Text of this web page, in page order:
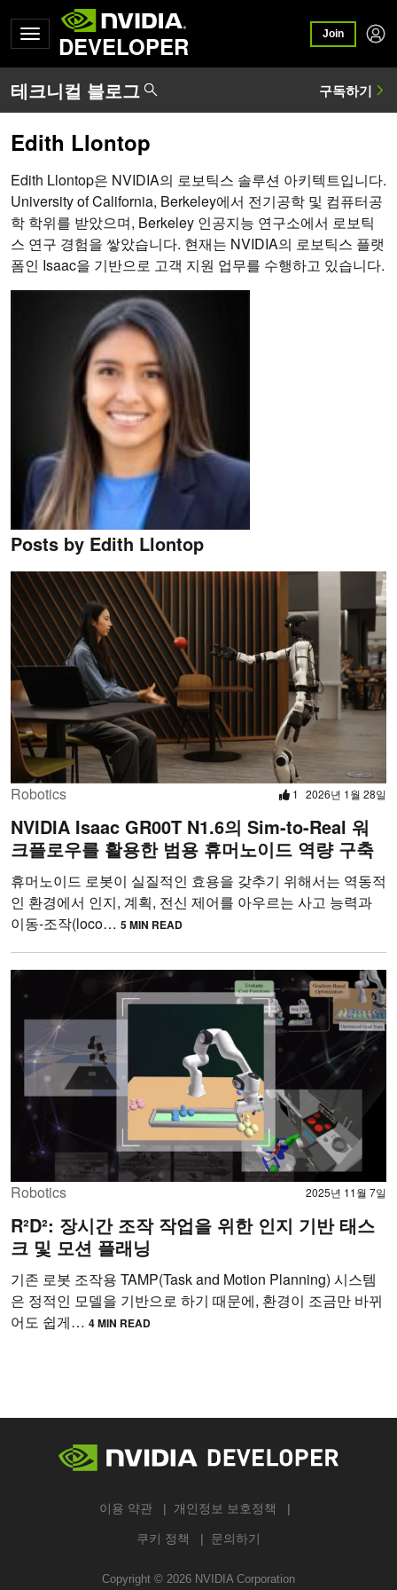
DEVELOPER Join
Edith Llontop
Edith Llontop은 NVIDIA의 로보틱스 솔루션 아키텍트입니다.
University of California, Berkeley에서 전기공학 및 컴퓨터공
학 학위를 받았으며, Berkeley 인공지능 연구소에서 로보틱
스 연구 경험을 쌓았습니다. 현재는 NVIDIA의 로보틱스 플랫
폼인 Isaac을 기반으로 고객 지원 업무를 수행하고 있습니다.
Posts by Edith Llontop
Robotics 1 2026년 1월 28일
NVIDIA Isaac GR00T N1.6의 Sim-to-Real 워
크플로우를 활용한 범용 휴머노이드 역량 구축
휴머노이드 로봇이 실질적인 효용을 갖추기 위해서는 역동적
인 환경에서 인지, 계획, 전신 제어를 아우르는 사고 능력과
이동-조작(loco… 5 MIN READ
Robotics 2025년 11월 7일
R²D²: 장시간 조작 작업을 위한 인지 기반 태스
크 및 모션 플래닝
기존 로봇 조작용 TAMP(Task and Motion Planning) 시스템
은 정적인 모델을 기반으로 하기 때문에, 환경이 조금만 바뀌
어도 쉽게… 4 MIN READ
이용 약관 개인정보 보호정책
쿠키 정책 문의하기
Copyright © 2026 NVIDIA Corporation